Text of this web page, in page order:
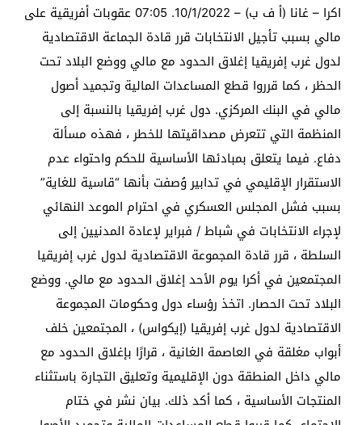
اكرا – غانا (أ ف ب) – 10/1/2022. 07:05 عقوبات أفريقية على
مالي بسبب تأجيل الانتخابات قرر قادة الجماعة الاقتصادية
لدول غرب إفريقيا إغلاق الحدود مع مالي ووضع البلاد تحت
الحظر ، كما قرروا قطع المساعدات المالية وتجميد أصول
مالي في البنك المركزي. دول غرب إفريقيا بالنسبة إلى
المنظمة التي تتعرض مصداقيتها للخطر ، فهذه مسألة
دفاع. فيما يتعلق بمبادئها الأساسية للحكم واحتواء عدم
الاستقرار الإقليمي في تدابير وُصفت بأنها “قاسية للغاية”
بسبب فشل المجلس العسكري في احترام الموعد النهائي
لإجراء الانتخابات في شباط / فبراير لإعادة المدنيين إلى
السلطة ، قرر قادة المجموعة الاقتصادية لدول غرب إفريقيا
المجتمعين في أكرا يوم الأحد إغلاق الحدود مع مالي. ووضع
البلاد تحت الحصار. اتخذ رؤساء دول وحكومات المجموعة
الاقتصادية لدول غرب إفريقيا (إيكواس) ، المجتمعين خلف
أبواب مغلقة في العاصمة الغانية ، قرارًا بإغلاق الحدود مع
مالي داخل المنطقة دون الإقليمية وتعليق التجارة باستثناء
المنتجات الأساسية ، كما أكد ذلك. بيان نشر في ختام